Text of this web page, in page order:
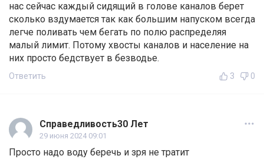
нас сейчас каждый сидящий в голове каналов берет
сколько вздумается так как большим напуском всегда
легче поливать чем бегать по полю распределяя
малый лимит. Потому хвосты каналов и население на
них просто бедствует в безводье.
Ответить 3 0
Справедливость30 Лет
29 июня 2024 09:01
Просто надо воду беречь и зря не тратит